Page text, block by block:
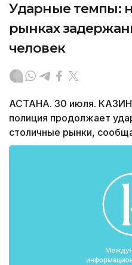
Ударные темпы:
рынках
человек
АСТАНА. 30 июля.
полиция продолжает
столичные рынки,